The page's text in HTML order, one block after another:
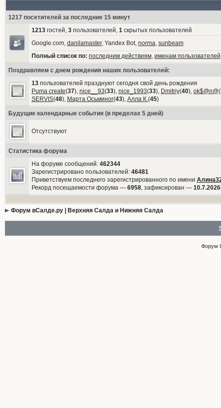
1217 посетителей за последние 15 минут
1213гостей, 3пользователей, 1скрытых пользователей
Google.com, danilamaster, Yandex Bot, norma, sunbeam
Полный список по: последним действиям, именам пользователей
Поздравляем с днем рождения наших пользователей:
13пользователей празднуют сегодня свой день рождения
Puma create(37), nice__93(33), nice_1993(33), Dmitriy(40), ok$@n@(
SERVIS(48), Марта Осьминог(43), Алла К.(45)
Будущие календарные события (в пределах 5 дней)
Отсутствуют
Статистика форума
На форуме сообщений: 462344
Зарегистрировано пользователей: 46481
Приветствуем последнего зарегистрированного по имени
Рекорд посещаемости форума — 6958, зафиксирован —
Форум вСалде.ру | Верхняя Салда и Нижняя Салда
Форум